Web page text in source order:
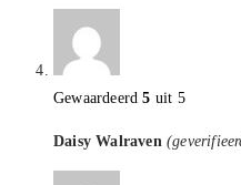
Gewaardeerd5 uit 5
Daisy Walraven